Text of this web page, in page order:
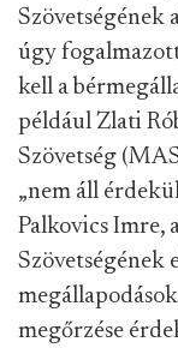
Szövetségének
úgy
kell a
például Zlati
Szövetség
„nem áll
Palkovics Imre,
Szövetségének
megőrzése